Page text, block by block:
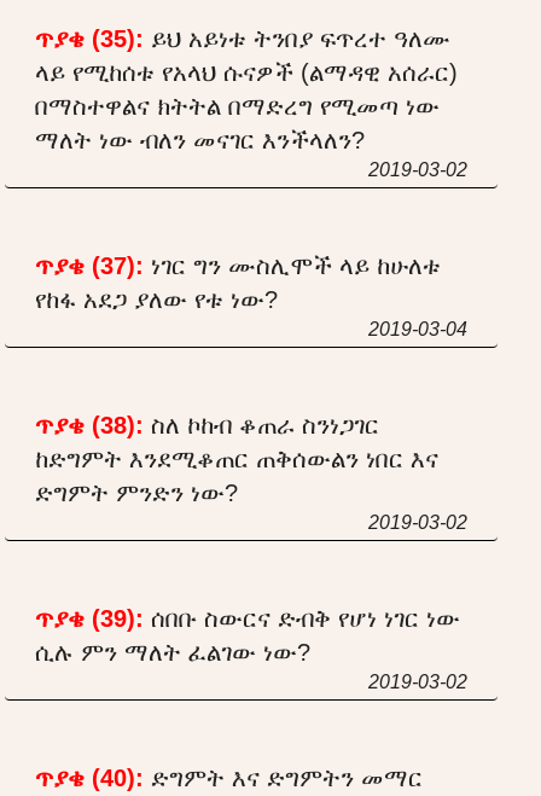
ጥያቄ (35): ይህ አይነቱ ትንበያ ፍጥረተ ዓለሙ
ላይ የሚከሰቱ የአላህ ሱናዎች (ልማዳዊ አሰራር)
በማስተዋልና ክትትል በማድረግ የሚመጣ ነው
ማለት ነው ብለን መናገር እንችላለን?
2019-03-02
ጥያቄ (37): ነገር ግን ሙስሊሞች ላይ ከሁለቱ
የከፋ አደጋ ያለው የቱ ነው?
2019-03-04
ጥያቄ (38): ስለ ኮከብ ቆጠራ ስንነጋገር
ከድግምት እንደሚቆጠር ጠቅሰውልን ነበር እና
ድግምት ምንድን ነው?
2019-03-02
ጥያቄ (39): ሰበቡ ስውርና ድብቅ የሆነ ነገር ነው
ሲሉ ምን ማለት ፈልገው ነው?
2019-03-02
ጥያቄ (40): ድግምት እና ድግምትን መማር